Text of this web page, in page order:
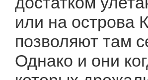
или на острова
позволяют там
Однако и они